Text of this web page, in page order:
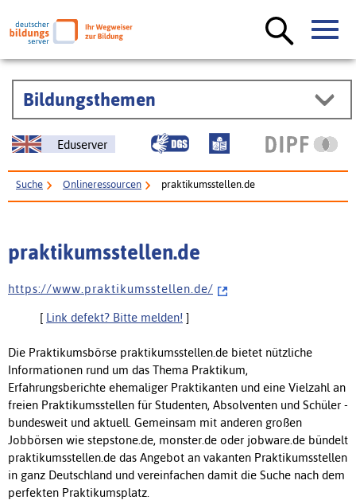
Bildungsthemen
Eduserver
Suche Onlineressourcen praktikumsstellen.de
praktikumsstellen.de
h t t p s : / / w w w . p r a k t i k u m s s t e l l e n . d e /
[ Link defekt? Bitte melden! ]
Die Praktikumsbörse praktikumsstellen.de bietet nützliche
Informationen rund um das Thema Praktikum,
Erfahrungsberichte ehemaliger Praktikanten und eine Vielzahl an
freien Praktikumsstellen für Studenten, Absolventen und Schüler -
bundesweit und aktuell. Gemeinsam mit anderen großen
Jobbörsen wie stepstone.de, monster.de oder jobware.de bündelt
praktikumsstellen.de das Angebot an vakanten Praktikumsstellen
in ganz Deutschland und vereinfachen damit die Suche nach dem
perfekten Praktikumsplatz.